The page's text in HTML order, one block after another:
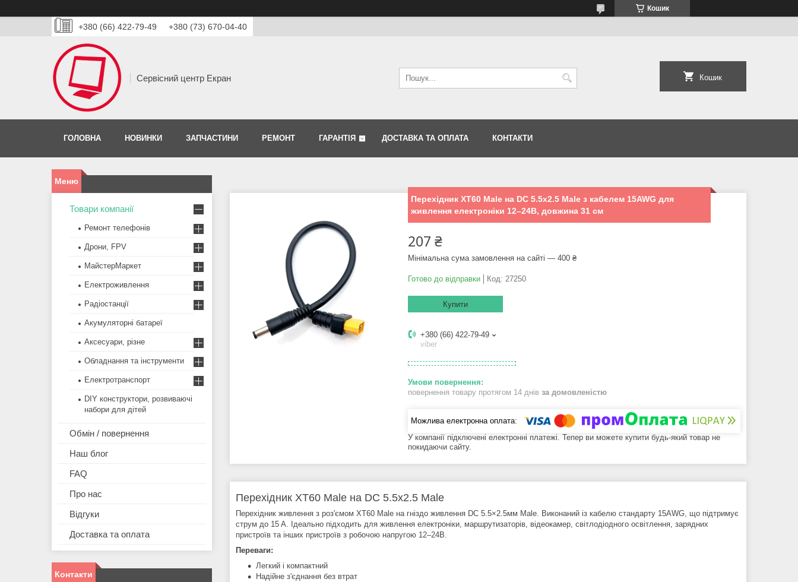
Кошик
+380 (66) 422-79-49 +380 (73) 670-04-40
Сервісний центр Екран Кошик
ГОЛОВНА НОВИНКИ ЗАПЧАСТИНИ РЕМОНТ ГАРАНТІЯ ДОСТАВКА ТА ОПЛАТА КОНТАКТИ
Перехідник XT60 Male на DC 5.5x2.5 Male з кабелем 15AWG для
живлення електроніки 12–24В, довжина 31 см
207 ₴
Мінімальна сума замовлення на сайті — 400 ₴
Готово до відправки Код: 27250
Купити
+380 (66) 422-79-49
viber
повернення товару протягом 14 днів за домовленістю
У компанії підключені електронні платежі. Тепер ви можете купити будь-який товар не
покидаючи сайту.
Перехідник XT60 Male на DC 5.5x2.5 Male
Перехідник живлення з роз'ємом XT60 Male на гніздо живлення DC 5.5×2.5мм Male. Виконаний із кабелю стандарту 15AWG, що підтримує
струм до 15 А. Ідеально підходить для живлення електроніки, маршрутизаторів, відеокамер, світлодіодного освітлення, зарядних
пристроїв та інших пристроїв з робочою напругою 12–24В.
Переваги:
Легкий і компактний
Надійне з'єднання без втрат
Товари компанії
Ремонт телефонів
Дрони, FPV
МайстерМаркет
Електроживлення
Радіостанції
Акумуляторні батареї
Аксесуари, різне
Обладнання та інструменти
Електротранспорт
DIY конструктори, розвиваючі
набори для дітей
Обмін / повернення
Наш блог
FAQ
Про нас
Відгуки
Доставка та оплата
Контакти